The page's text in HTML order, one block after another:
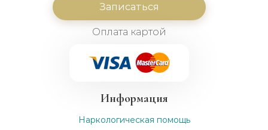
Записаться
Оплата картой
Информация
Наркологическая помощь